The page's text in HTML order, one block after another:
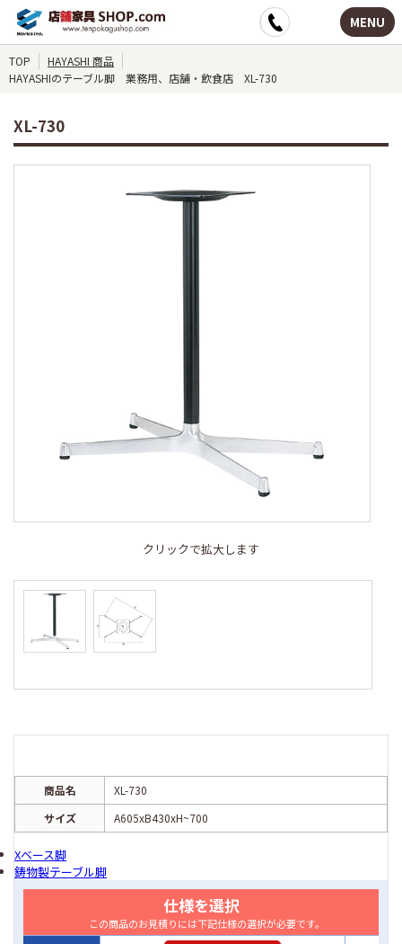
MENU
TOP
HAYASHI 商品
HAYASHIのテーブル脚 業務用、店舗・飲食店 XL-730
XL-730
クリックで拡大します
商品名
XL-730
サイズ
A605xB430xH~700
Xベース脚
鋳物製テーブル脚
仕様を選択
この商品のお見積りには下記仕様の選択が必要です。